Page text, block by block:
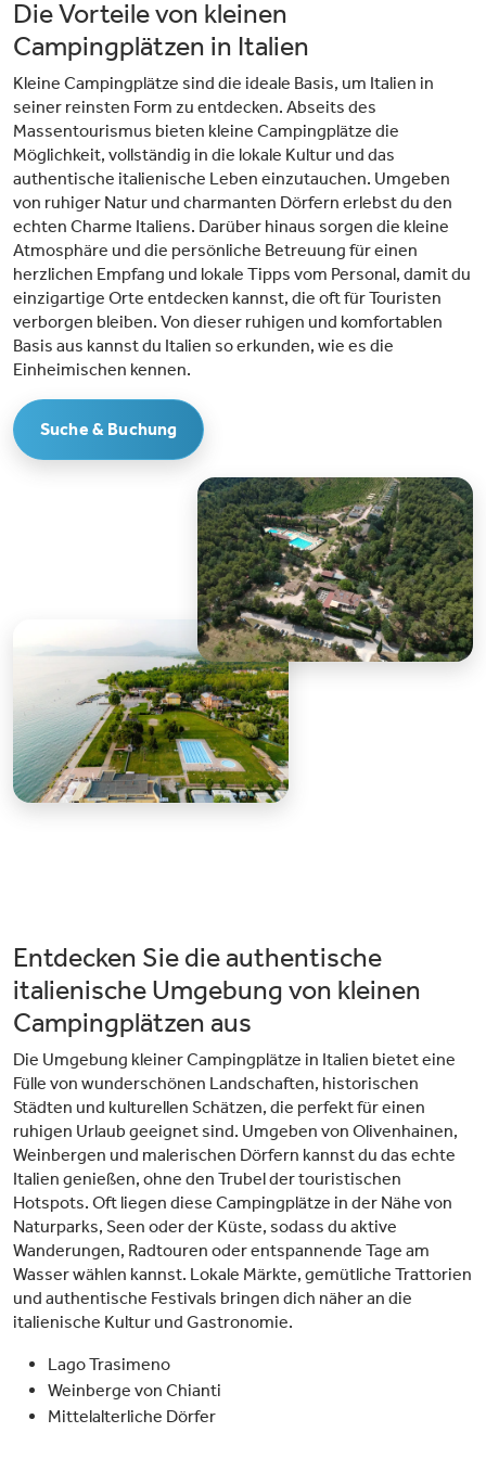
Badekappenpflicht besteht.Aktivitäten & Bogenschießen: In der
Musik und Pizzabacken für die Kinder. Es gibt Tennisplätze, Fußball- und
schöne Touren in der Umgebung mieten.Einzigartige Lage im Herzen
Umbriens: Die umbrische Landschaft ist bekannt für ihre sanften Hügel,
Bevagna, die nur wenige Autominuten vom Campingplatz entfernt liegt,
und besuchen Sie die wichtigsten Städte Umbriens wie Assisi, Perugia und
Spoleto, die alle innerhalb von 60 Kilometern liegen.
Die Vorteile von kleinen
Campingplätzen in Italien
Kleine Campingplätze sind die ideale Basis, um Italien in
seiner reinsten Form zu entdecken. Abseits des
Massentourismus bieten kleine Campingplätze die
Möglichkeit, vollständig in die lokale Kultur und das
authentische italienische Leben einzutauchen. Umgeben
von ruhiger Natur und charmanten Dörfern erlebst du den
echten Charme Italiens. Darüber hinaus sorgen die kleine
Atmosphäre und die persönliche Betreuung für einen
herzlichen Empfang und lokale Tipps vom Personal, damit du
einzigartige Orte entdecken kannst, die oft für Touristen
verborgen bleiben. Von dieser ruhigen und komfortablen
Basis aus kannst du Italien so erkunden, wie es die
Einheimischen kennen.
Suche & Buchung
Entdecken Sie die authentische
italienische Umgebung von kleinen
Campingplätzen aus
Die Umgebung kleiner Campingplätze in Italien bietet eine
Fülle von wunderschönen Landschaften, historischen
Städten und kulturellen Schätzen, die perfekt für einen
ruhigen Urlaub geeignet sind. Umgeben von Olivenhainen,
Weinbergen und malerischen Dörfern kannst du das echte
Italien genießen, ohne den Trubel der touristischen
Hotspots. Oft liegen diese Campingplätze in der Nähe von
Naturparks, Seen oder der Küste, sodass du aktive
Wanderungen, Radtouren oder entspannende Tage am
Wasser wählen kannst. Lokale Märkte, gemütliche Trattorien
und authentische Festivals bringen dich näher an die
italienische Kultur und Gastronomie.
Lago Trasimeno
Weinberge von Chianti
Mittelalterliche Dörfer